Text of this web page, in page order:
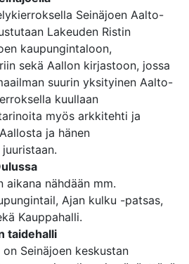
Seinäjoen Aalto-
Lakeuden Ristin
kaupungintaloon,
sekä Aallon kirjastoon, jossa
suurin yksityinen Aalto-
kuullaan
myös arkkitehti ja
ja hänen
aikana nähdään mm.
Ajan kulku -patsas,
Kauppahalli.
taidehalli
Seinäjoen keskustan